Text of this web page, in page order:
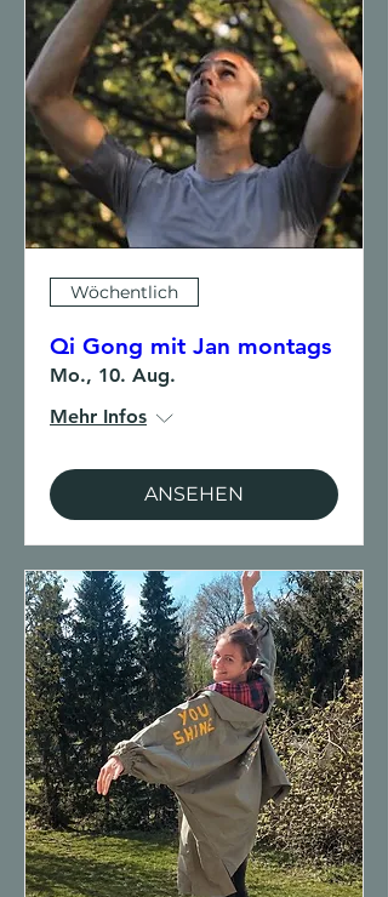
Wöchentlich
Qi Gong mit Jan montags
Mo., 10. Aug.
Mehr Infos
ANSEHEN